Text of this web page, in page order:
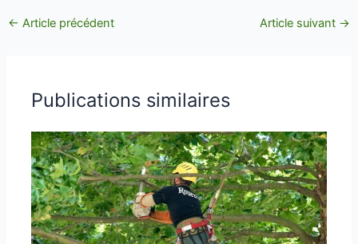
← Article précédent Article suivant →
Publications similaires